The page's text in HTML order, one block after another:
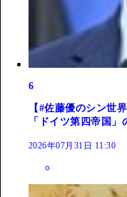
6
【#佐藤優のシン世
「ドイツ第四帝国」
2026年07月31日 11:30